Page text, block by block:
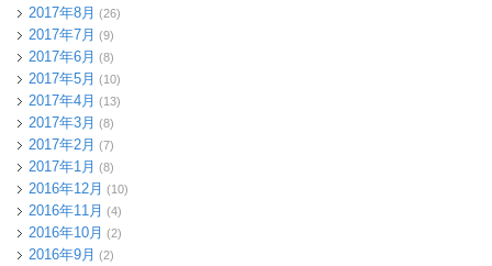
2017年8月 (26)
2017年7月 (9)
2017年6月 (8)
2017年5月 (10)
2017年4月 (13)
2017年3月 (8)
2017年2月 (7)
2017年1月 (8)
2016年12月 (10)
2016年11月 (4)
2016年10月 (2)
2016年9月 (2)